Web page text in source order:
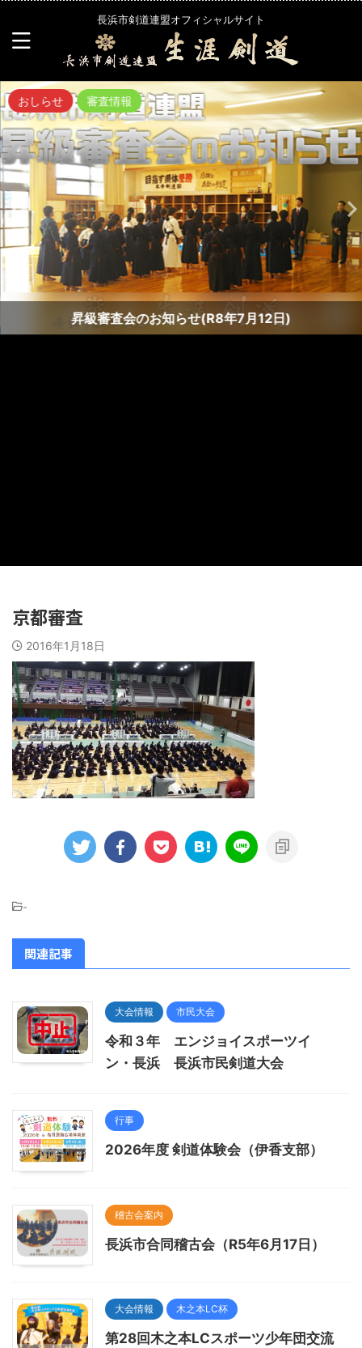
長浜市剣道連盟オフィシャルサイト
おしらせ 審査情報
昇級審査会のお知らせ(R8年7月12日)
京都審査
2016年1月18日
-
関連記事
大会情報 市民大会
令和３年 エンジョイスポーツイ
ン・長浜 長浜市民剣道大会
行事
2026年度 剣道体験会（伊香支部）
稽古会案内
長浜市合同稽古会（R5年6月17日）
大会情報 木之本LC杯
第28回木之本LCスポーツ少年団交流